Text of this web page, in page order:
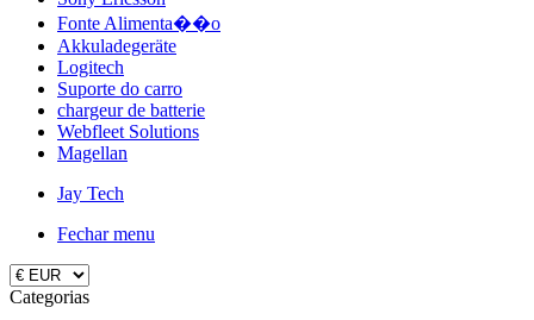
Fonte Alimenta��o
Akkuladegeräte
Logitech
Suporte do carro
chargeur de batterie
Webfleet Solutions
Magellan
Jay Tech
Fechar menu
Categorias